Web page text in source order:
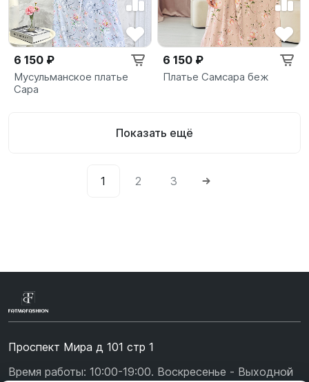
6 150 ₽
Мусульманское платье
Сара
6 150 ₽
Платье Самсара беж
Показать ещё
1 2 3
Проспект Мира д 101 стр 1
Время работы: 10:00-19:00. Воскресенье - Выходной